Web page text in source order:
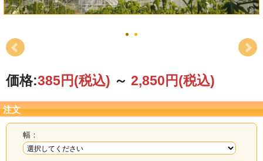
価格:385円(税込) ～ 2,850円(税込)
注文
幅：